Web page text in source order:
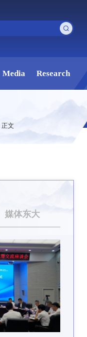
Media Research
正文
媒体东大